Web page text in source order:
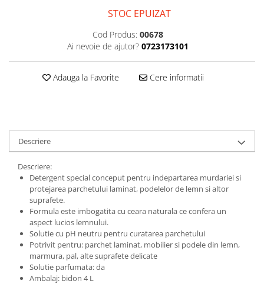
STOC EPUIZAT
Cod Produs: 00678
Ai nevoie de ajutor? 0723173101
Adauga la Favorite Cere informatii
Descriere
Descriere:
Detergent special conceput pentru indepartarea murdariei si
protejarea parchetului laminat, podelelor de lemn si altor
suprafete.
Formula este imbogatita cu ceara naturala ce confera un
aspect lucios lemnului.
Solutie cu pH neutru pentru curatarea parchetului
Potrivit pentru: parchet laminat, mobilier si podele din lemn,
marmura, pal, alte suprafete delicate
Solutie parfumata: da
Ambalaj: bidon 4 L